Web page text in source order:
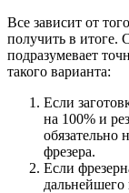
Все зависит от
получить в итоге.
подразумевает
такого варианта:
Если
на 100% и
обязательно
фрезера.
Если